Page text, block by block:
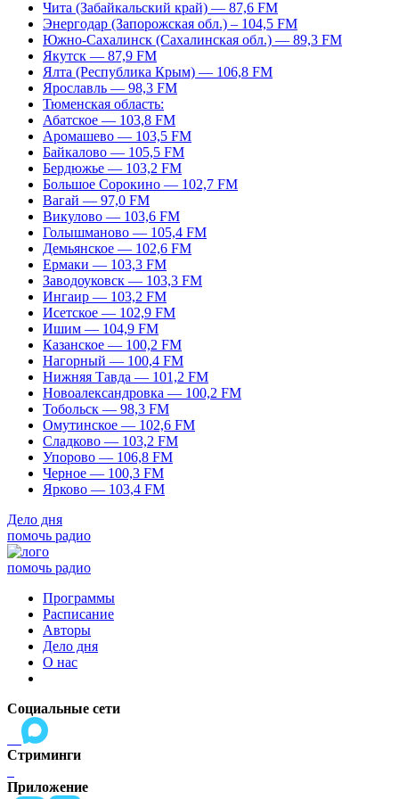
Чита (Забайкальский край) — 87,6 FM
Энергодар (Запорожская обл.) – 104,5 FM
Южно-Сахалинск (Сахалинская обл.) — 89,3 FM
Якутск — 87,9 FM
Ялта (Республика Крым) — 106,8 FM
Ярославль — 98,3 FM
Тюменская область:
Абатское — 103,8 FM
Аромашево — 103,5 FM
Байкалово — 105,5 FM
Бердюжье — 103,2 FM
Большое Сорокино — 102,7 FM
Вагай — 97,0 FM
Викулово — 103,6 FM
Голышманово — 105,4 FM
Демьянское — 102,6 FM
Ермаки — 103,3 FM
Заводоуковск — 103,3 FM
Ингаир — 103,2 FM
Исетское — 102,9 FM
Ишим — 104,9 FM
Казанское — 100,2 FM
Нагорный — 100,4 FM
Нижняя Тавда — 101,2 FM
Новоалександровка — 100,2 FM
Тобольск — 98,3 FM
Омутинское — 102,6 FM
Сладково — 103,2 FM
Упорово — 106,8 FM
Черное — 100,3 FM
Ярково — 103,4 FM
Дело дня
помочь радио
помочь радио
Программы
Расписание
Авторы
Дело дня
О нас
Социальные сети
Стриминги
Приложение